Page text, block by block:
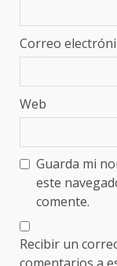
Correo
Web
Guarda mi
este
comente.
Recibir un